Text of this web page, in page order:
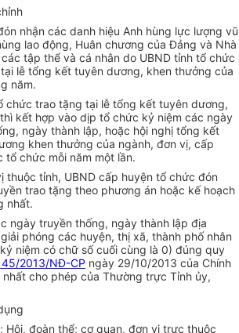
nhận các danh hiệu Anh hùng lực lượng vũ
lao động, Huân chương của Đảng và Nhà
tập thể và cá nhân do UBND tỉnh tổ chức
lễ tổng kết tuyên dương, khen thưởng của
năm.
chức trao tặng tại lễ tổng kết tuyên dương,
kết hợp vào dịp tổ chức kỷ niệm các ngày
ngày thành lập, hoặc hội nghị tổng kết
khen thưởng của ngành, đơn vị, cấp
tổ chức mỗi năm một lần.
thuộc tỉnh, UBND cấp huyện tổ chức đón
trao tặng theo phương án hoặc kế hoạch
nhất.
ngày truyền thống, ngày thành lập địa
phóng các huyện, thị xã, thành phố nhân
niệm có chữ số cuối cùng là 0) đúng quy
2013/NĐ-CP ngày 29/10/2013 của Chính
cho phép của Thường trực Tỉnh ủy,
Hội, đoàn thể; cơ quan, đơn vị trực thuộc